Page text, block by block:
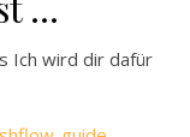
Ich wird dir dafür